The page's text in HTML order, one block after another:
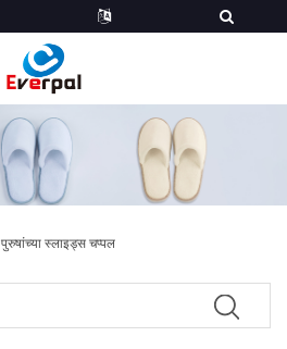
पुरुषांच्या स्लाइड्स चप्पल